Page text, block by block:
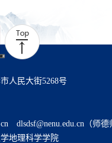
人民大街5268号
dlsdsf@nenu.edu.cn（师
地理科学学院